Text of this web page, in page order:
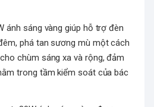
ánh sáng vàng giúp hỗ trợ đèn
phá tan sương mù một cách
chùm sáng xa và rộng, đảm
trong tầm kiểm soát của bác